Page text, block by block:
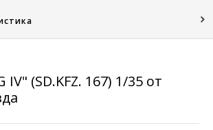
(SD.KFZ. 167) 1/35 от